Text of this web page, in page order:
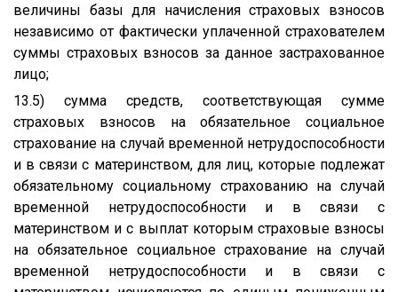
величины базы для начисления страховых взносов
независимо от фактически уплаченной страхователем
суммы страховых взносов за данное застрахованное
лицо;
13.5) сумма средств, соответствующая сумме
страховых взносов на обязательное социальное
страхование на случай временной нетрудоспособности
и в связи с материнством, для лиц, которые подлежат
обязательному социальному страхованию на случай
временной нетрудоспособности и в связи с
материнством и с выплат которым страховые взносы
на обязательное социальное страхование на случай
временной нетрудоспособности и в связи с